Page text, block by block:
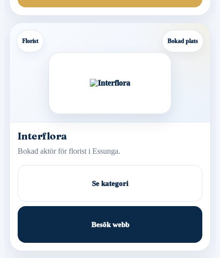
Florist Bokad plats
Interflora
Bokad aktör för florist i Essunga.
Se kategori
Besök webb